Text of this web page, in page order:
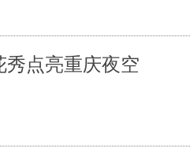
秀点亮重庆夜空